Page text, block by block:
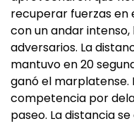
recuperar fuerzas en
con un andar
adversarios. La
mantuvo en 20
ganó el marplatense.
competencia por
paseo. La distancia